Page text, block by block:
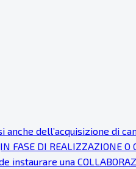
dell’acquisizione di
FASE DI REALIZZAZIONE
una